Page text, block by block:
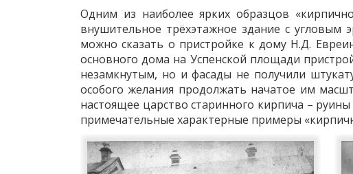
Одним из наиболее ярких образцов
внушительное трёхэтажное здание с угловым
можно сказать о пристройке к дому Н.Д.
основного дома на Успенской площади
незамкнутым, но и фасады не получили
особого желания продолжать начатое им
настоящее царство старинного кирпича –
примечательные характерные примеры